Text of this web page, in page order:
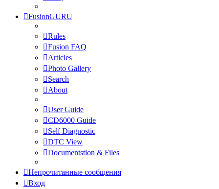
FusionGURU
Rules
Fusion FAQ
Articles
Photo Gallery
Search
About
User Guide
CD6000 Guide
Self Diagnostic
DTC View
Documentstion & Files
Непрочитанные сообщения
Вход